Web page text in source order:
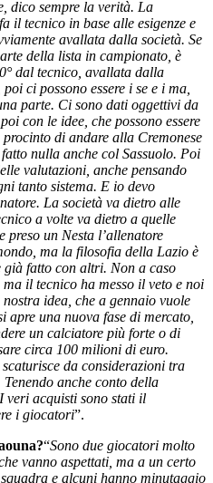
dico sempre la verità. La
il tecnico in base alle esigenze e
avallata dalla società. Se
della lista in campionato, è
dal tecnico, avallata dalla
ci possono essere i se e i ma,
parte. Ci sono dati oggettivi da
con le idee, che possono essere
di andare alla Cremonese
nulla anche col Sassuolo. Poi
valutazioni, anche pensando
tanto sistema. E io devo
La società va dietro alle
a volte va dietro a quelle
preso un Nesta l’allenatore
ma la filosofia della Lazio è
già fatto con altri. Non a caso
il tecnico ha messo il veto e noi
idea, che a gennaio vuole
una nuova fase di mercato,
un calciatore più forte o di
circa 100 milioni di euro.
da considerazioni tra
anche conto della
veri acquisti sono stati il
i giocatori”.
“Sono due giocatori molto
vanno aspettati, ma a un certo
e alcuni hanno minutaggio